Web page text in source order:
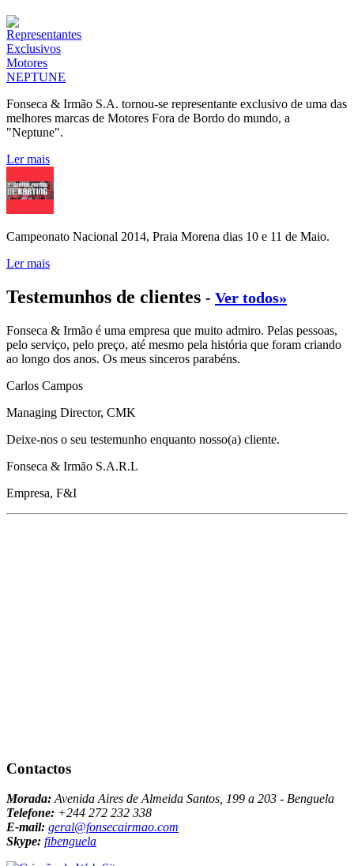
Fonseca & Irmão S.A. tornou-se representante exclusivo de uma das
melhores marcas de Motores Fora de Bordo do mundo, a
"Neptune".
Ler mais
Campeonato Nacional 2014, Praia Morena dias 10 e 11 de Maio.
Ler mais
Testemunhos de clientes - Ver todos»
Fonseca & Irmão é uma empresa que muito admiro. Pelas pessoas,
pelo serviço, pelo preço, até mesmo pela história que foram criando
ao longo dos anos. Os meus sinceros parabéns.
Carlos Campos
Managing Director, CMK
Deixe-nos o seu testemunho enquanto nosso(a) cliente.
Fonseca & Irmão S.A.R.L
Empresa, F&I
Contactos
Morada: Avenida Aires de Almeida Santos, 199 a 203 - Benguela
Telefone: +244 272 232 338
E-mail: geral@fonsecairmao.com
Skype: fibenguela